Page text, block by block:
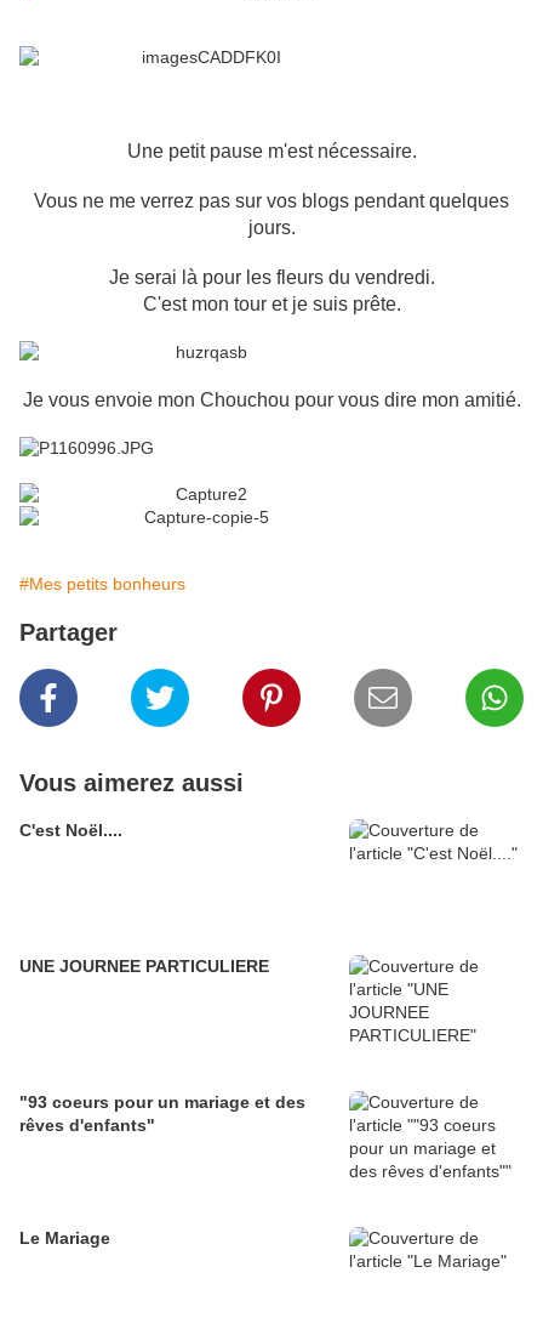
Une petit pause m'est nécessaire.
Vous ne me verrez pas sur vos blogs pendant quelques
jours.
Je serai là pour les fleurs du vendredi.
C'est mon tour et je suis prête.
Je vous envoie mon Chouchou pour vous dire mon amitié.
#Mes petits bonheurs
Partager
Vous aimerez aussi
C'est Noël....
UNE JOURNEE PARTICULIERE
"93 coeurs pour un mariage et des
rêves d'enfants"
Le Mariage